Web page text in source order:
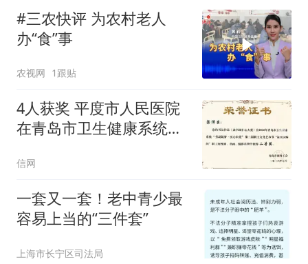
#三农快评 为农村老人
办“食”事
农视网 1跟贴
4人获奖 平度市人民医院
在青岛市卫生健康系统艺
信网
一套又一套！老中青少最
容易上当的“三件套”
上海市长宁区司法局